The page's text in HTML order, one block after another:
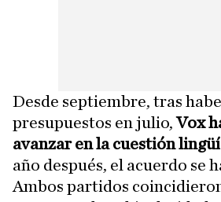
Desde septiembre, tras
presupuestos en julio,Vox
avanzar en la cuestión
año después, el acuerdo se
Ambos partidos